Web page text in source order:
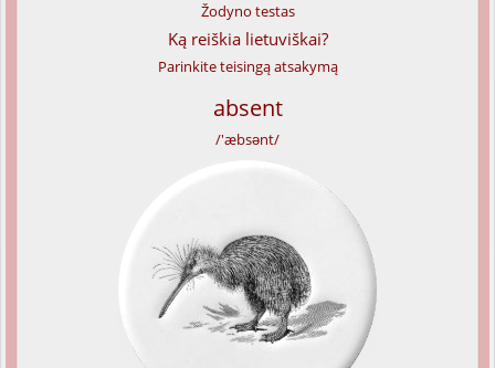
Žodyno testas
Ką reiškia lietuviškai?
Parinkite teisingą atsakymą
absent
/'æbsənt/